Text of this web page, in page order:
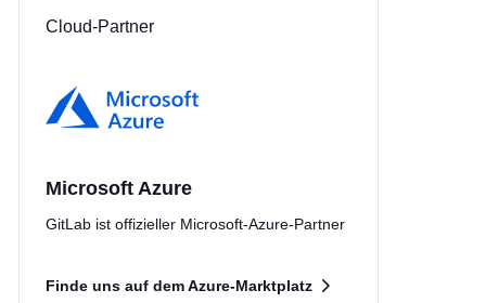
Cloud-Partner
Microsoft Azure
GitLab ist offizieller Microsoft-Azure-Partner
Finde uns auf dem Azure-Marktplatz